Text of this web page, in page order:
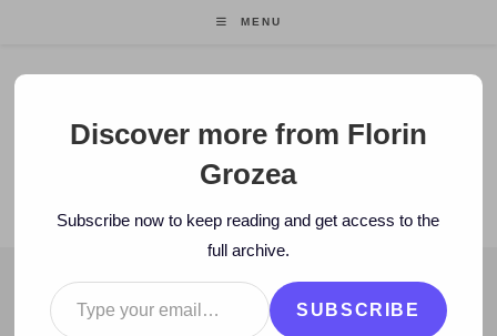
MENU
Florin Grozea
ENTREPRENEUR. FOUNDER/CEO MOCAPP.
BLOG
Discover more from Florin
Grozea
Subscribe now to keep reading and get access to the
full archive.
Type your email…
SUBSCRIBE